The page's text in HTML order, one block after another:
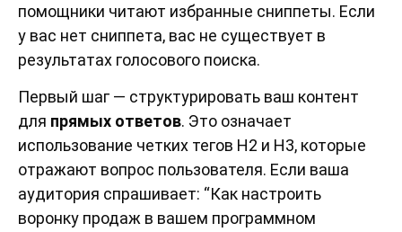
помощники читают избранные сниппеты. Если
у вас нет сниппета, вас не существует в
результатах голосового поиска.
Первый шаг — структурировать ваш контент
для прямых ответов. Это означает
использование четких тегов H2 и H3, которые
отражают вопрос пользователя. Если ваша
аудитория спрашивает: “Как настроить
воронку продаж в вашем программном